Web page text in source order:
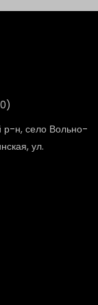
р-н, село Вольно-
ул.